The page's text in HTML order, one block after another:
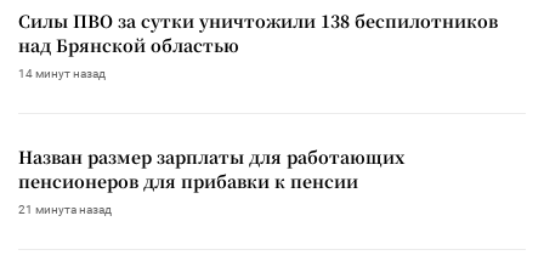
Силы ПВО за сутки уничтожили 138 беспилотников
над Брянской областью
14 минут назад
Назван размер зарплаты для работающих
пенсионеров для прибавки к пенсии
21 минута назад